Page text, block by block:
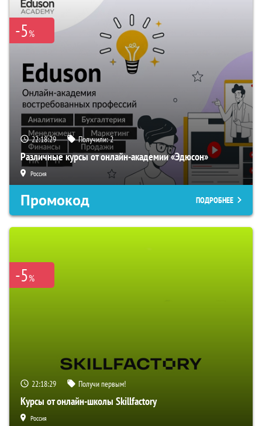
-5%
22:18:28 Получили:2
Различные курсы от онлайн-академии «Эдюсон»
Россия
Промокод ПОДРОБНЕЕ
-5%
22:18:28 Получи первым!
Курсы от онлайн-школы Skillfactory
Россия